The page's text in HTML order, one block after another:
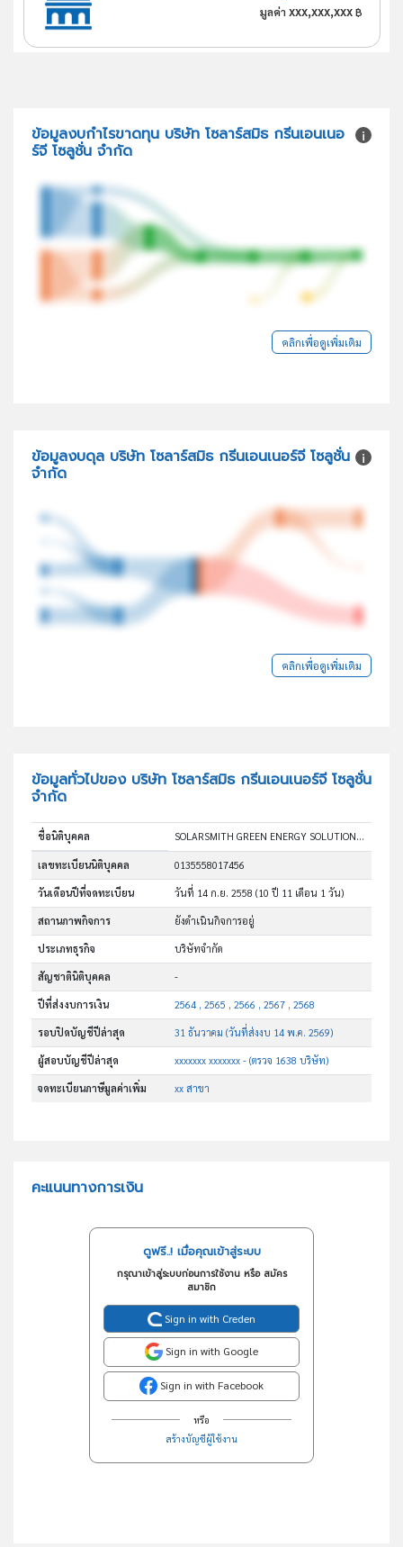
มูลค่า xxx,xxx,xxx ฿
ข้อมูลงบกำไรขาดทุน บริษัท โซลาร์สมิธ กรีนเอนเนอ
ร์จี โซลูชั่น จำกัด
คลิกเพื่อดูเพิ่มเติม
ข้อมูลงบดุล บริษัท โซลาร์สมิธ กรีนเอนเนอร์จี โซลูชั่น
จำกัด
คลิกเพื่อดูเพิ่มเติม
ข้อมูลทั่วไปของ บริษัท โซลาร์สมิธ กรีนเอนเนอร์จี โซลูชั่น
จำกัด
ชื่อนิติบุคคล SOLARSMITH GREEN ENERGY SOLUTIONS COMPANY LIMITED
เลขทะเบียนนิติบุคคล 0135558017456
วันเดือนปีที่จดทะเบียน วันที่ 14 ก.ย. 2558(10 ปี 11 เดือน 1 วัน)
สถานภาพกิจการ ยังดำเนินกิจการอยู่
ประเภทธุรกิจ บริษัทจำกัด
สัญชาตินิติบุคคล -
ปีที่ส่งงบการเงิน 2564 , 2565 , 2566 , 2567 , 2568
รอบปิดบัญชีปีล่าสุด 31 ธันวาคม (วันที่ส่งงบ 14 พ.ค. 2569)
ผู้สอบบัญชีปีล่าสุด xxxxxxx xxxxxxx - (ตรวจ 1638 บริษัท)
จดทะเบียนภาษีมูลค่าเพิ่ม xx สาขา
คะแนนทางการเงิน
ดูฟรี..! เมื่อคุณเข้าสู่ระบบ
กรุณาเข้าสู่ระบบก่อนการใช้งาน หรือ สมัคร
สมาชิก
Sign in with Creden
Sign in with Google
Sign in with Facebook
หรือ
สร้างบัญชีผู้ใช้งาน